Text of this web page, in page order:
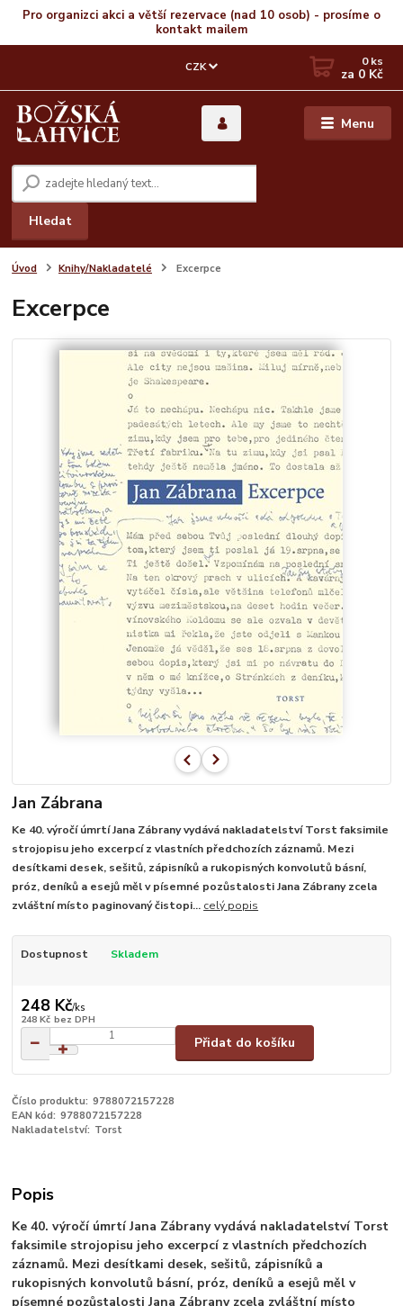
Pro organizci akci a větší rezervace (nad 10 osob) - prosíme o
kontakt mailem
Menu
CZK
Hledat
0ks
za 0 Kč
Úvod Knihy/Nakladatelé Excerpce
Excerpce
Jan Zábrana
Ke 40. výročí úmrtí Jana Zábrany vydává nakladatelství Torst faksimile
strojopisu jeho excerpcí z vlastních předchozích záznamů. Mezi
desítkami desek, sešitů, zápisníků a rukopisných konvolutů básní,
próz, deníků a esejů měl v písemné pozůstalosti Jana Zábrany zcela
zvláštní místo paginovaný čistopi... celý popis
Dostupnost Skladem
248 Kč/ks
248 Kč bez DPH
Přidat do košíku
Číslo produktu: 9788072157228
EAN kód: 9788072157228
Nakladatelství: Torst
Popis
Ke 40. výročí úmrtí Jana Zábrany vydává nakladatelství Torst
faksimile strojopisu jeho excerpcí z vlastních předchozích
záznamů. Mezi desítkami desek, sešitů, zápisníků a
rukopisných konvolutů básní, próz, deníků a esejů měl v
písemné pozůstalosti Jana Zábrany zcela zvláštní místo